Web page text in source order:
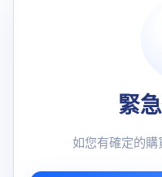
緊
如您有確定的購